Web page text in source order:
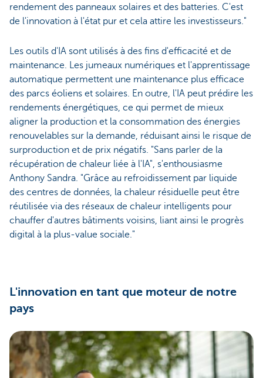
rendement des panneaux solaires et des batteries. C'est
de l'innovation à l'état pur et cela attire les investisseurs."
Les outils d'IA sont utilisés à des fins d'efficacité et de
maintenance. Les jumeaux numériques et l'apprentissage
automatique permettent une maintenance plus efficace
des parcs éoliens et solaires. En outre, l'IA peut prédire les
rendements énergétiques, ce qui permet de mieux
aligner la production et la consommation des énergies
renouvelables sur la demande, réduisant ainsi le risque de
surproduction et de prix négatifs. "Sans parler de la
récupération de chaleur liée à l'IA", s'enthousiasme
Anthony Sandra. "Grâce au refroidissement par liquide
des centres de données, la chaleur résiduelle peut être
réutilisée via des réseaux de chaleur intelligents pour
chauffer d'autres bâtiments voisins, liant ainsi le progrès
digital à la plus-value sociale."
L'innovation en tant que moteur de notre
pays